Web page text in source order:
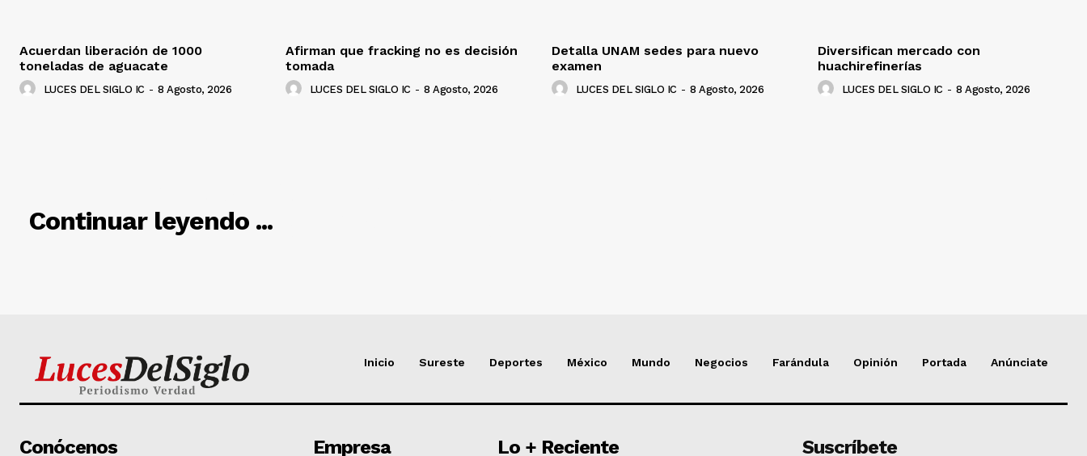
Acuerdan liberación de 1000
toneladas de aguacate
LUCES DEL SIGLO IC - 8 Agosto, 2026
Afirman que fracking no es decisión
tomada
LUCES DEL SIGLO IC - 8 Agosto, 2026
Detalla UNAM sedes para nuevo
examen
LUCES DEL SIGLO IC - 8 Agosto, 2026
Diversifican mercado con
huachirefinerías
LUCES DEL SIGLO IC - 8 Agosto, 2026
Continuar leyendo ...
RELACIONADO
Inicio Sureste Deportes México Mundo Negocios Farándula Opinión Portada Anúnciate
Conócenos Empresa Lo + Reciente Suscríbete